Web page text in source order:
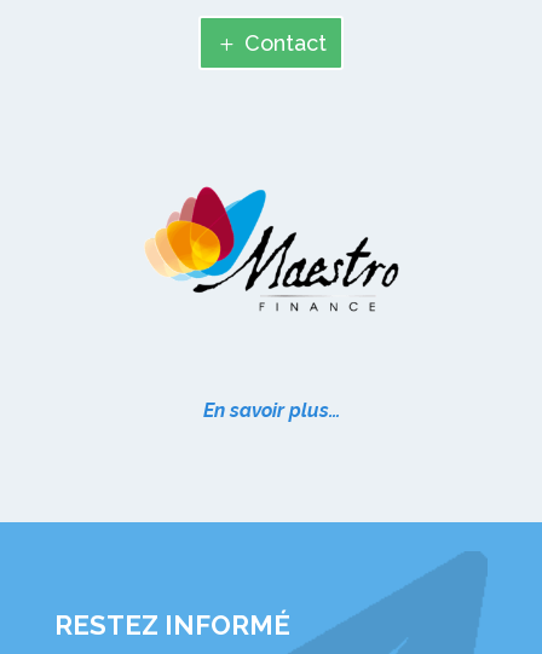
Contact
En savoir plus…
RESTEZ INFORMÉ